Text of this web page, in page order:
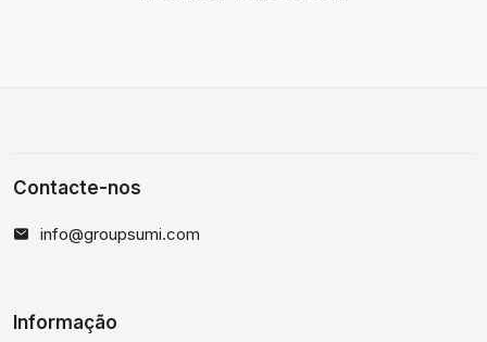
Contacte-nos
info@groupsumi.com
Informação